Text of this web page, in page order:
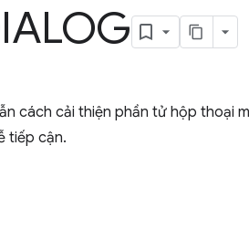
cách cải thiện phần tử hộp thoại
tiếp cận.